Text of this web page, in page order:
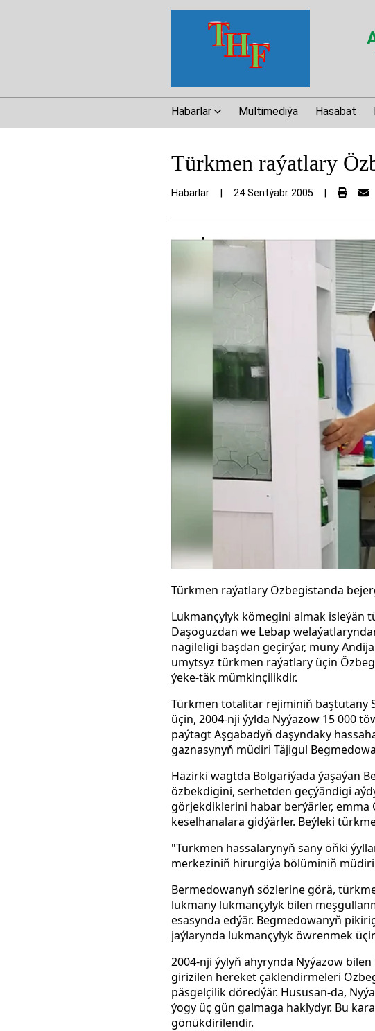
Habarlar Multimediýa Hasabat
Türkmen raýatlary
Habarlar 24 Sentýabr 2005
Türkmen raýatlary Özbegistanda
Lukmançylyk kömegini almak isleýän
Daşoguzdan we Lebap
nägileligi başdan geçirýär, muny
umytsyz türkmen raýatlary üçin
ýeke-täk mümkinçilikdir.
Türkmen totalitar rejiminiň baştutany
üçin, 2004-nji ýylda Nyýazow 15 000
paýtagt Aşgabadyň daşyndaky
gaznasynyň müdiri Täjigul
Häzirki wagtda Bolgariýada ýaşaýan
özbekdigini, serhetden geçýändigi
görjekdiklerini habar berýärler, emma
keselhanalara gidýärler. Beýleki
"Türkmen hassalarynyň sany öňki
merkeziniň hirurgiýa bölüminiň müdiri
Bermedowanyň sözlerine görä,
lukmany lukmançylyk bilen
esasynda edýär. Begmedowanyň
jaýlarynda lukmançylyk öwrenmek
2004-nji ýylyň ahyrynda Nyýazow
girizilen hereket çäklendirmeleri
päsgelçilik döredýär. Hususan-da,
ýogy üç gün galmaga haklydyr. Bu
gönükdirilendir.